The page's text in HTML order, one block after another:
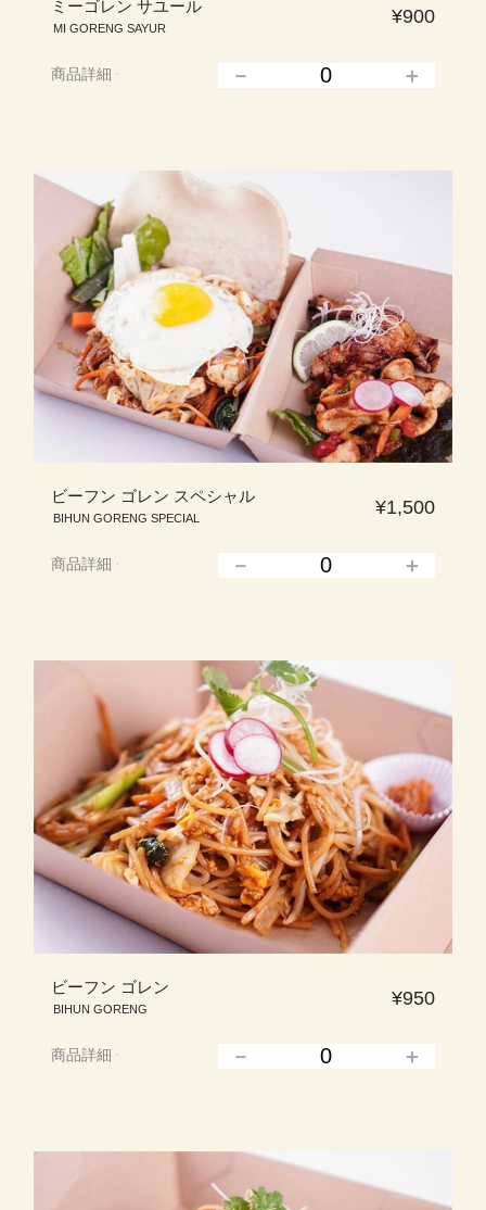
ミーゴレン サユール
MI GORENG SAYUR
¥900
商品詳細
ビーフン ゴレン スペシャル
BIHUN GORENG SPECIAL
¥1,500
商品詳細
ビーフン ゴレン
BIHUN GORENG
¥950
商品詳細 ▲